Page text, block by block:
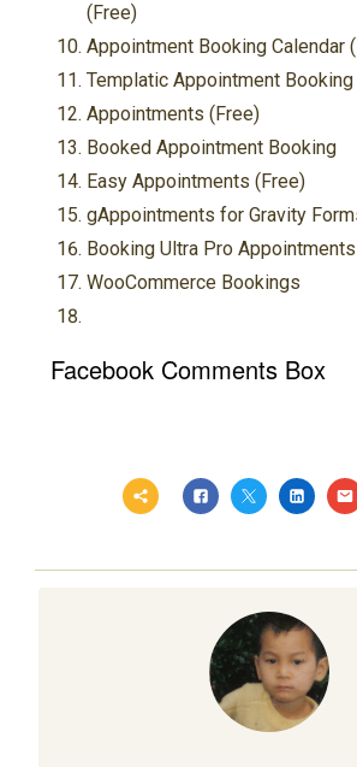
(Free)
Appointment Booking Calendar
Templatic Appointment Booking
Appointments (Free)
Booked Appointment Booking
Easy Appointments (Free)
gAppointments for Gravity
Booking Ultra Pro
WooCommerce Bookings
Facebook Comments Box